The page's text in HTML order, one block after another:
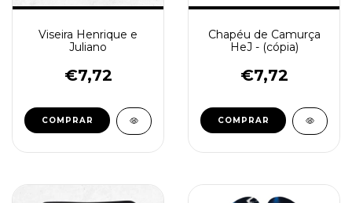
Viseira Henrique e
Juliano
€7,72
COMPRAR
Chapéu de Camurça
HeJ - (cópia)
€7,72
COMPRAR